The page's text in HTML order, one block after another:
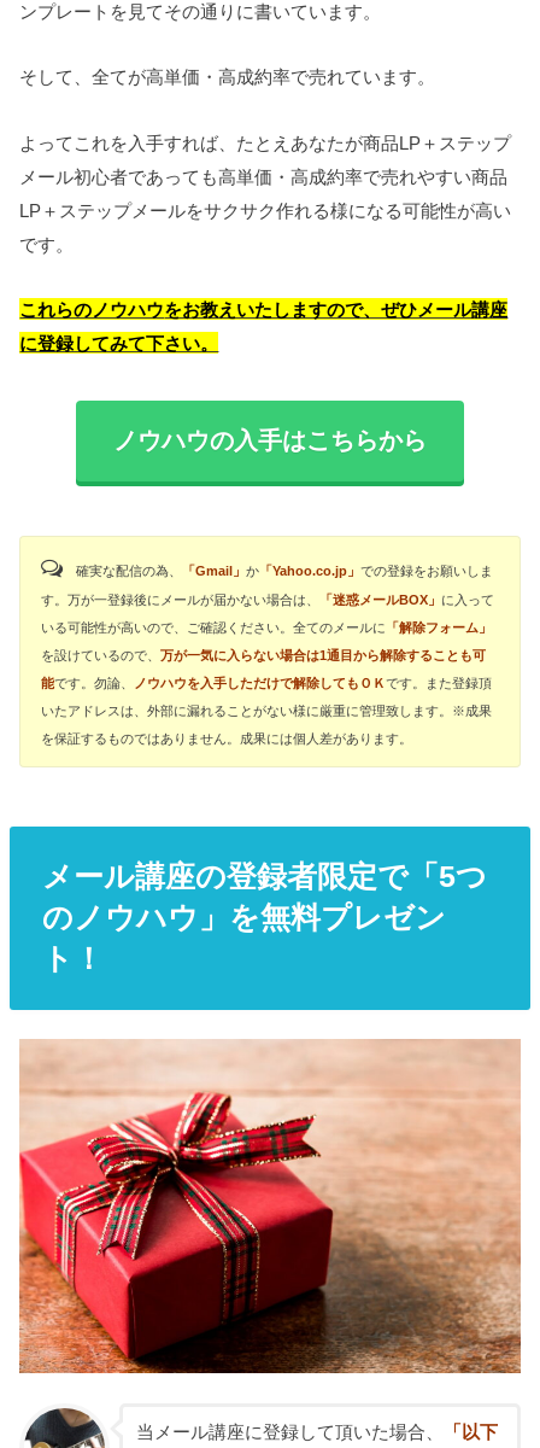
ンプレートを見てその通りに書いています。
そして、全てが高単価・高成約率で売れています。
よってこれを入手すれば、たとえあなたが商品LP＋ステップ
メール初心者であっても高単価・高成約率で売れやすい商品
LP＋ステップメールをサクサク作れる様になる可能性が高い
です。
これらのノウハウをお教えいたしますので、ぜひメール講座
に登録してみて下さい。
ノウハウの入手はこちらから
確実な配信の為、 「Gmail」 か「Yahoo.co.jp」 での登録をお願いしま
す。万が一登録後にメールが届かない場合は、
「迷惑メールBOX」 に入って
いる可能性が高いので、ご確認ください。全てのメールに 「解除フォーム」
を設けているので、万が一気に入らない場合は1通目から解除することも可
能です。勿論、 ノウハウを入手しただけで解除してもＯＫです。また登録頂
いたアドレスは、外部に漏れることがない様に厳重に管理致します。※成果
を保証するものではありません。成果には個人差があります。
メール講座の登録者限定で「5つ
のノウハウ」を無料プレゼン
ト！
当メール講座に登録して頂いた場合、
「以下